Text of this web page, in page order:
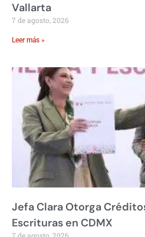
Vallarta
7 de agosto, 2026
Leer más »
Jefa Clara Otorga
Escrituras en CDMX